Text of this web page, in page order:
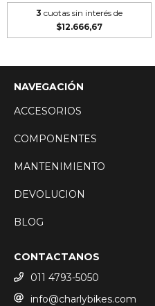
3 cuotas sin interés de
$12.666,67
NAVEGACIÓN
ACCESORIOS
COMPONENTES
MANTENIMIENTO
DEVOLUCION
BLOG
CONTACTANOS
011 4793-5050
info@charlybikes.com